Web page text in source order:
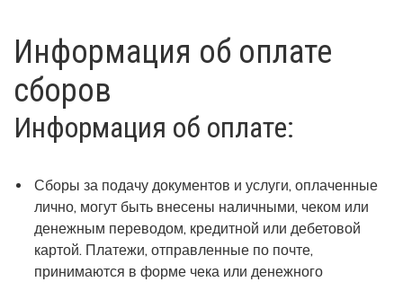
Информация об оплате
сборов
Информация об оплате:
Сборы за подачу документов и услуги, оплаченные
лично, могут быть внесены наличными, чеком или
денежным переводом, кредитной или дебетовой
картой. Платежи, отправленные по почте,
принимаются в форме чека или денежного